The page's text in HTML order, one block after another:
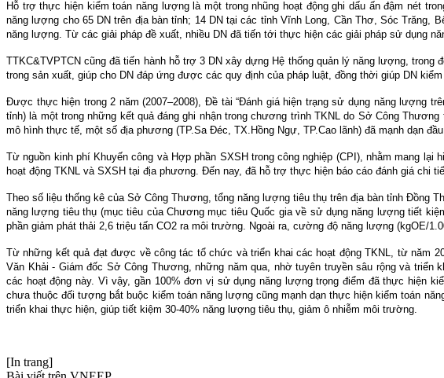
Hỗ trợ thực hiện kiểm toán năng lượng là một trong nhũng hoạt động ghi dấu ấn đậm nét
năng lượng cho 65 DN trên địa bàn tỉnh; 14 DN tại các tỉnh Vĩnh Long, Cần Thơ, Sóc
năng lượng. Từ các giải pháp đề xuất, nhiều DN đã tiến tới thực hiện các giải pháp sử dụng
TTKC&TVPTCN cũng đã tiến hành hỗ trợ 3 DN xây dựng Hệ thống quản lý năng lượng,
trong sản xuất, giúp cho DN đáp ứng được các quy định của pháp luật, đồng thời giúp DN
Được thực hiện trong 2 năm (2007–2008), Đề tài “Đánh giá hiện trạng sử dụng năng lượng
tỉnh) là một trong những kết quả đáng ghi nhận trong chương trình TKNL do Sở Công
mô hình thực tế, một số địa phương (TP.Sa Đéc, TX.Hồng Ngự, TP.Cao lãnh) đã mạnh dạn
Từ nguồn kinh phí Khuyến công và Hợp phần SXSH trong công nghiệp (CPI), nhằm mang
hoạt động TKNL và SXSH tại địa phương. Đến nay, đã hỗ trợ thực hiện báo cáo đánh giá chi
Theo số liệu thống kê của Sở Công Thương, tổng năng lượng tiêu thụ trên địa bàn tỉnh Đồng
năng lượng tiêu thụ (mục tiêu của Chương mục tiêu Quốc gia về sử dụng năng lượng tiết
phần giảm phát thải 2,6 triệu tấn CO2 ra môi trường. Ngoài ra, cường độ năng lượng (kgOE/
Từ những kết quả đạt được về công tác tổ chức và triển khai các hoạt động TKNL, từ năm
Văn Khải - Giám đốc Sở Công Thương, những năm qua, nhờ tuyên truyền sâu rộng và
các hoạt động này. Vì vậy, gần 100% đơn vị sử dụng năng lượng trọng điểm đã thực hiện
chưa thuộc đối tượng bắt buộc kiểm toán năng lượng cũng mạnh dạn thực hiện kiểm toán
triển khai thực hiện, giúp tiết kiệm 30-40% năng lượng tiêu thụ, giảm ô nhiễm môi trường.
[In trang]